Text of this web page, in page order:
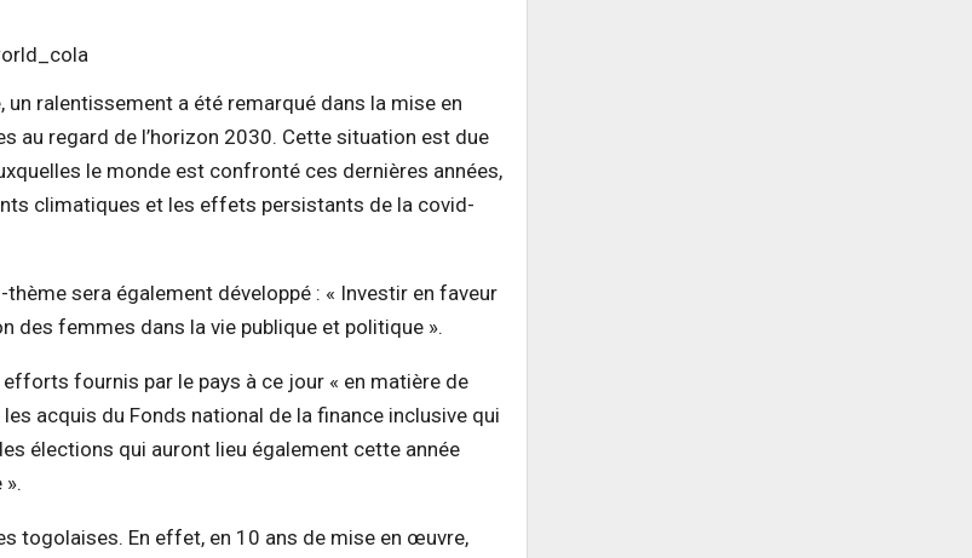
ralentissement a été remarqué dans la mise en
au regard de l’horizon 2030. Cette situation est due
le monde est confronté ces dernières années,
climatiques et les effets persistants de la covid-
sera également développé : « Investir en faveur
des femmes dans la vie publique et politique ».
fournis par le pays à ce jour « en matière de
acquis du Fonds national de la finance inclusive qui
élections qui auront lieu également cette année
togolaises. En effet, en 10 ans de mise en œuvre,